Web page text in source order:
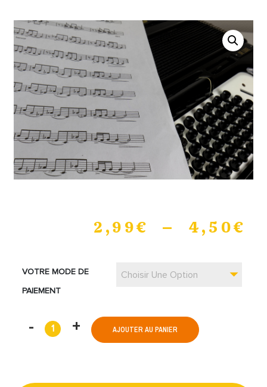
2,99€ – 4,50€
VOTRE MODE DE
PAIEMENT
Choisir Une Option
AJOUTER AU PANIER